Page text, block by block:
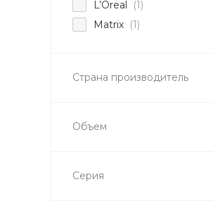
L’Oreal
(1)
Matrix (1)
Страна производитель
Объем
Серия